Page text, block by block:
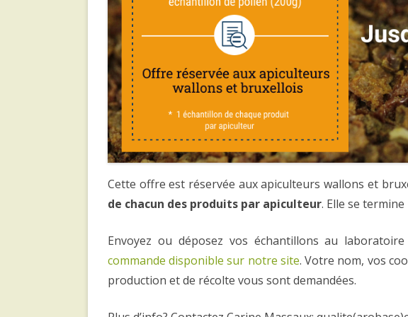
Cette offre est réservée aux apiculteurs wallons et
de chacun des produits par apiculteur. Elle se termine
Envoyez ou déposez vos échantillons au
commande disponible sur notre site. Votre nom, vos
production et de récolte vous sont demandées.